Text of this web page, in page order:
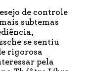
de controle
subtemas
se sentiu
rigorosa
pela